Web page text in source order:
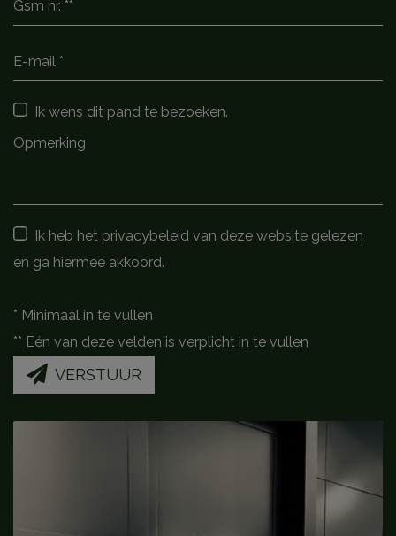
Ik wens dit pand te bezoeken.
Ik heb het privacybeleid van deze website gelezen
en ga hiermee akkoord.
* Minimaal in te vullen
** Eén van deze velden is verplicht in te vullen
VERSTUUR